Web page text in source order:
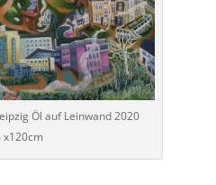
Öl auf Leinwand 2020
x120cm